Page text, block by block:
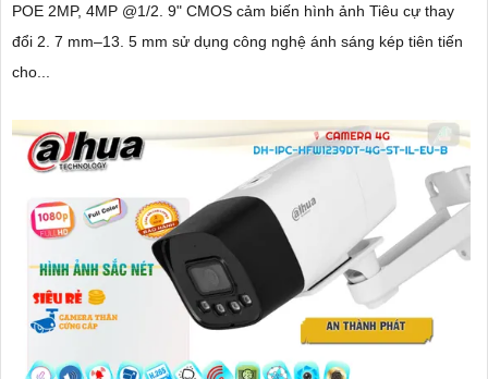
POE 2MP, 4MP @1/2. 9" CMOS cảm biến hình ảnh Tiêu cự thay
đổi 2. 7 mm–13. 5 mm sử dụng công nghệ ánh sáng kép tiên tiến
cho...